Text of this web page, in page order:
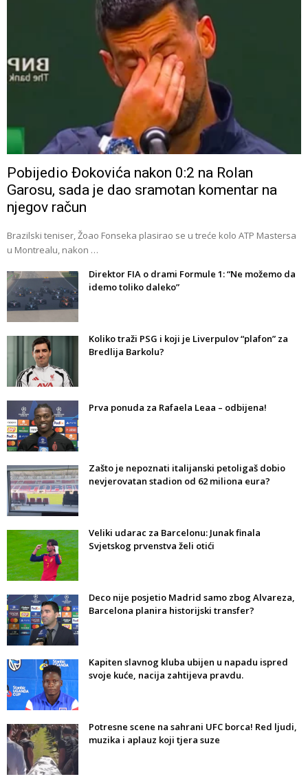
Pobijedio Đokovića nakon 0:2 na Rolan
Garosu, sada je dao sramotan komentar na
njegov račun
Brazilski teniser, Žoao Fonseka plasirao se u treće kolo ATP Mastersa
u Montrealu, nakon …
Direktor FIA o drami Formule 1: “Ne možemo da
idemo toliko daleko”
Koliko traži PSG i koji je Liverpulov “plafon” za
Bredlija Barkolu?
Prva ponuda za Rafaela Leaa – odbijena!
Zašto je nepoznati italijanski petoligaš dobio
nevjerovatan stadion od 62 miliona eura?
Veliki udarac za Barcelonu: Junak finala
Svjetskog prvenstva želi otići
Deco nije posjetio Madrid samo zbog Alvareza,
Barcelona planira historijski transfer?
Kapiten slavnog kluba ubijen u napadu ispred
svoje kuće, nacija zahtijeva pravdu.
Potresne scene na sahrani UFC borca! Red ljudi,
muzika i aplauz koji tjera suze